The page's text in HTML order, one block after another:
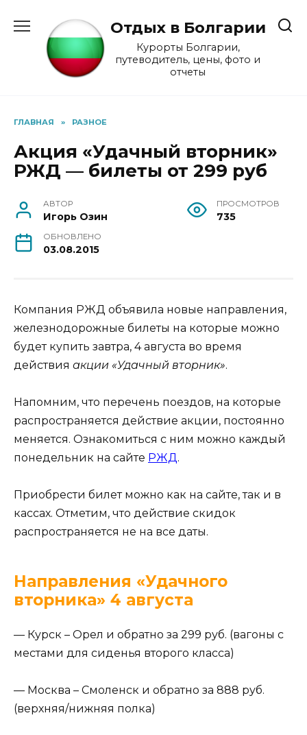
Отдых в Болгарии
Курорты Болгарии,
путеводитель, цены, фото и
отчеты
ГЛАВНАЯ » РАЗНОЕ
Акция «Удачный вторник»
РЖД — билеты от 299 руб
АВТОР
Игорь Озин
ПРОСМОТРОВ
735
ОБНОВЛЕНО
03.08.2015
Компания РЖД объявила новые направления,
железнодорожные билеты на которые можно
будет купить завтра, 4 августа во время
действия акции «Удачный вторник».
Напомним, что перечень поездов, на которые
распространяется действие акции, постоянно
меняется. Ознакомиться с ним можно каждый
понедельник на сайте РЖД.
Приобрести билет можно как на сайте, так и в
кассах. Отметим, что действие скидок
распространяется не на все даты.
Направления «Удачного
вторника» 4 августа
— Курск – Орел и обратно за 299 руб. (вагоны с
местами для сиденья второго класса)
— Москва – Смоленск и обратно за 888 руб.
(верхняя/нижняя полка)